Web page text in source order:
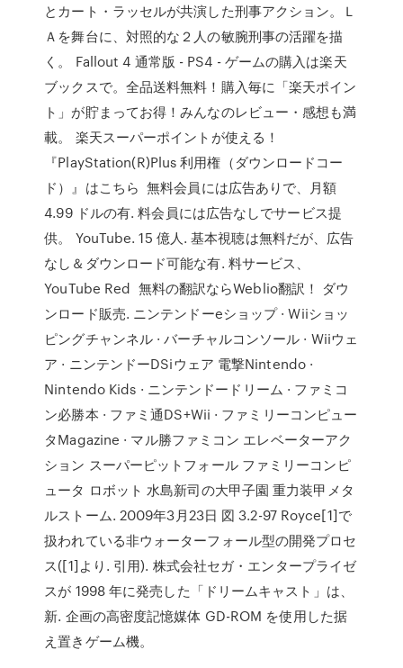
とカート・ラッセルが共演した刑事アクション。Ｌ
Ａを舞台に、対照的な２人の敏腕刑事の活躍を描
く。 Fallout 4 通常版 - PS4 - ゲームの購入は楽天
ブックスで。全品送料無料！購入毎に「楽天ポイン
ト」が貯まってお得！みんなのレビュー・感想も満
載。 楽天スーパーポイントが使える！
『PlayStation(R)Plus 利用権（ダウンロードコー
ド）』はこちら 無料会員には広告ありで、月額
4.99 ドルの有. 料会員には広告なしでサービス提
供。 YouTube. 15 億人. 基本視聴は無料だが、広告
なし＆ダウンロード可能な有. 料サービス、
YouTube Red 無料の翻訳ならWeblio翻訳！ ダウ
ンロード販売. ニンテンドーeショップ · Wiiショッ
ピングチャンネル · バーチャルコンソール · Wiiウェ
ア · ニンテンドーDSiウェア 電撃Nintendo ·
Nintendo Kids · ニンテンドードリーム · ファミコ
ン必勝本 · ファミ通DS+Wii · ファミリーコンピュー
タMagazine · マル勝ファミコン エレベーターアク
ション スーパーピットフォール ファミリーコンピ
ュータ ロボット 水島新司の大甲子園 重力装甲メタ
ルストーム. 2009年3月23日 図 3.2-97 Royce[1]で
扱われている非ウォーターフォール型の開発プロセ
ス([1]より. 引用). 株式会社セガ・エンタープライゼ
スが 1998 年に発売した「ドリームキャスト」は、
新. 企画の高密度記憶媒体 GD-ROM を使用した据
え置きゲーム機。